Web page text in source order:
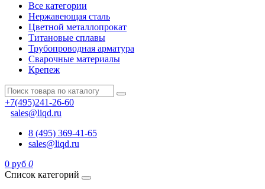
Все категории
Нержавеющая сталь
Цветной металлопрокат
Титановые сплавы
Трубопроводная арматура
Сварочные материалы
Крепеж
+7(495)241-26-60
sales@liqd.ru
8 (495) 369-41-65
sales@liqd.ru
0 руб 0
Список категорий